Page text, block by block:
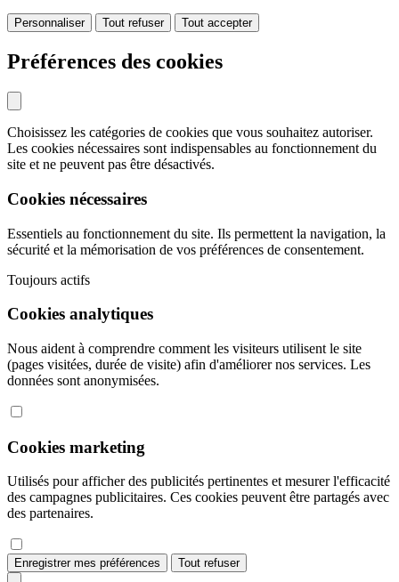
Personnaliser Tout refuser Tout accepter
Préférences des cookies
Choisissez les catégories de cookies que vous souhaitez autoriser.
Les cookies nécessaires sont indispensables au fonctionnement du
site et ne peuvent pas être désactivés.
Cookies nécessaires
Essentiels au fonctionnement du site. Ils permettent la navigation, la
sécurité et la mémorisation de vos préférences de consentement.
Toujours actifs
Cookies analytiques
Nous aident à comprendre comment les visiteurs utilisent le site
(pages visitées, durée de visite) afin d'améliorer nos services. Les
données sont anonymisées.
Cookies marketing
Utilisés pour afficher des publicités pertinentes et mesurer l'efficacité
des campagnes publicitaires. Ces cookies peuvent être partagés avec
des partenaires.
Enregistrer mes préférences Tout refuser